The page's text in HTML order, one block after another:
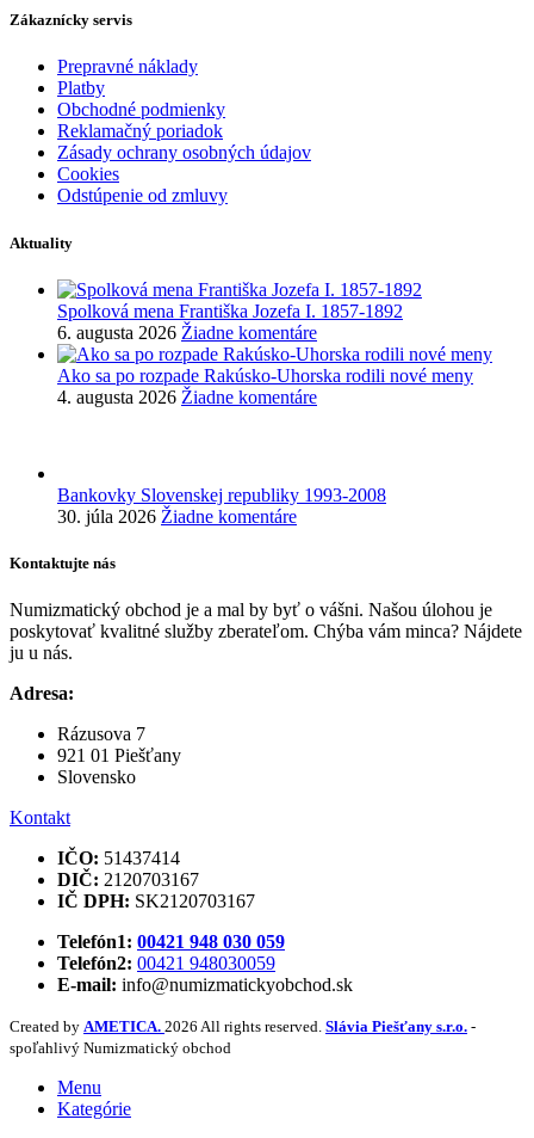
Zákaznícky servis
Prepravné náklady
Platby
Obchodné podmienky
Reklamačný poriadok
Zásady ochrany osobných údajov
Cookies
Odstúpenie od zmluvy
Aktuality
Spolková mena Františka Jozefa I. 1857-1892
6. augusta 2026 Žiadne komentáre
Ako sa po rozpade Rakúsko-Uhorska rodili nové meny
4. augusta 2026 Žiadne komentáre
Bankovky Slovenskej republiky 1993-2008
30. júla 2026 Žiadne komentáre
Kontaktujte nás
Numizmatický obchod je a mal by byť o vášni. Našou úlohou je
poskytovať kvalitné služby zberateľom. Chýba vám minca? Nájdete
ju u nás.
Adresa:
Rázusova 7
921 01 Piešťany
Slovensko
Kontakt
IČO: 51437414
DIČ: 2120703167
IČ DPH: SK2120703167
Telefón1: 00421 948 030 059
Telefón2: 00421 948030059
E-mail: info@numizmatickyobchod.sk
Created by AMETICA. 2026 All rights reserved. Slávia Piešťany s.r.o. -
spoľahlivý Numizmatický obchod
Menu
Kategórie